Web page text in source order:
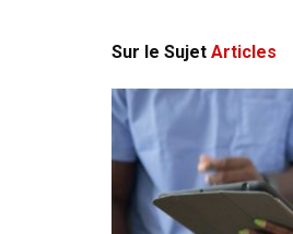
Sur le Sujet Articles